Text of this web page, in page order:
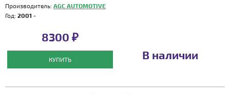
Производитель: AGC AUTOMOTIVE
Год: 2001 -
8300 ₽
КУПИТЬ В наличии